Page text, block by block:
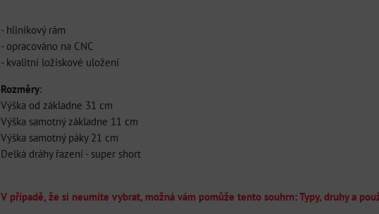
- hliníkový rám
- opracováno na CNC
- kvalitní ložiskové uložení
Rozměry:
Výška od základne 31 cm
Výška samotný základne 11 cm
Výška samotný páky 21 cm
Delká dráhy řazení - super short
V případě, že si neumíte vybrat, možná vám pomůže tento souhrn: Typy, druhy a